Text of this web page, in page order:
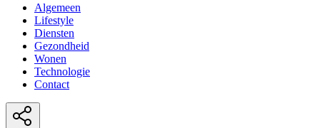
Algemeen
Lifestyle
Diensten
Gezondheid
Wonen
Technologie
Contact